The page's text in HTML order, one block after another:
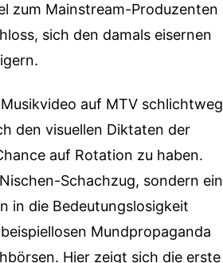
zum Mainstream-Produzenten
sich den damals eisernen
auf MTV schlichtweg
den visuellen Diktaten der
auf Rotation zu haben.
Schachzug, sondern ein
in die Bedeutungslosigkeit
Mundpropaganda
Hier zeigt sich die erste